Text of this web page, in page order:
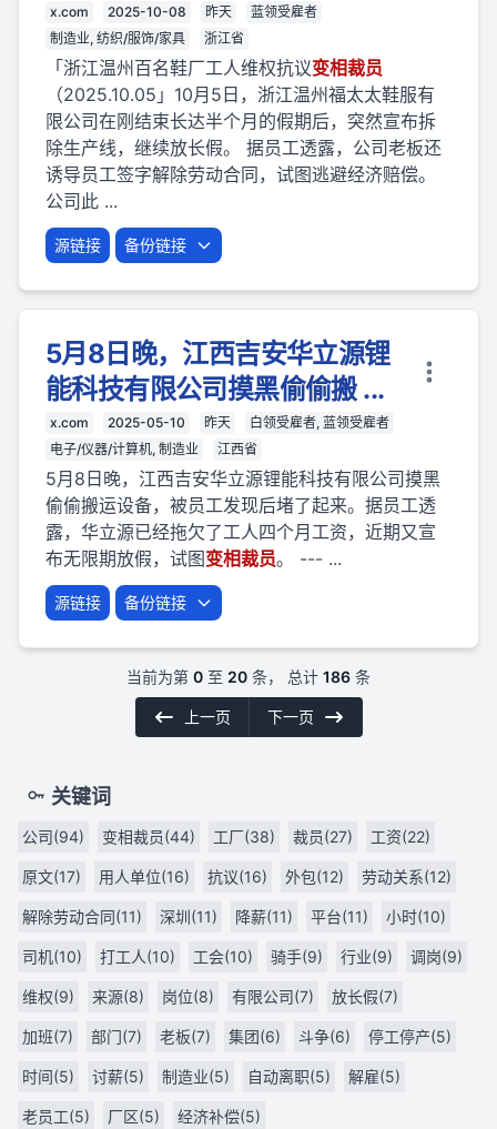
x.com 2025-10-08 昨天
蓝领受雇者
制造业, 纺织/服饰/家具
浙江省
「浙江温州百名鞋厂工人维权抗议变相裁员
（2025.10.05」10月5日，浙江温州福太太鞋服有
限公司在刚结束长达半个月的假期后，突然宣布拆
除生产线，继续放长假。 据员工透露，公司老板还
诱导员工签字解除劳动合同，试图逃避经济赔偿。
公司此 ...
源链接 备份链接
5月8日晚，江西吉安华立源锂
能科技有限公司摸黑偷偷搬 ...
x.com 2025-05-10 昨天
白领受雇者, 蓝领受雇者
电子/仪器/计算机, 制造业
江西省
5月8日晚，江西吉安华立源锂能科技有限公司摸黑
偷偷搬运设备，被员工发现后堵了起来。据员工透
露，华立源已经拖欠了工人四个月工资，近期又宣
布无限期放假，试图变相裁员。 --- ...
源链接 备份链接
当前为第 0 至 20 条， 总计 186 条
上一页 下一页
关键词
公司(94) 变相裁员(44) 工厂(38) 裁员(27) 工资(22)
原文(17) 用人单位(16) 抗议(16) 外包(12) 劳动关系(12)
解除劳动合同(11) 深圳(11) 降薪(11) 平台(11) 小时(10)
司机(10) 打工人(10) 工会(10) 骑手(9) 行业(9) 调岗(9)
维权(9) 来源(8) 岗位(8) 有限公司(7) 放长假(7)
加班(7) 部门(7) 老板(7) 集团(6) 斗争(6) 停工停产(5)
时间(5) 讨薪(5) 制造业(5) 自动离职(5) 解雇(5)
老员工(5) 厂区(5) 经济补偿(5)